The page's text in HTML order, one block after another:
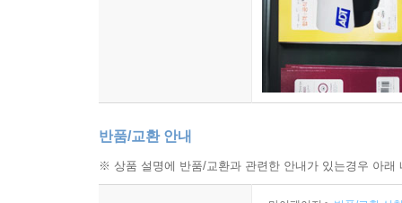
반품/교환 안내
※ 상품 설명에 반품/교환과 관련한 안내가 있는경우 아